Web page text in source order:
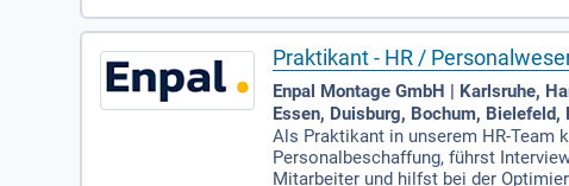
Praktikant - HR /
Enpal Montage GmbH | Karlsruhe,
Essen, Duisburg, Bochum,
Als Praktikant in unserem HR-Team
Personalbeschaffung, führst
Mitarbeiter und hilfst bei der